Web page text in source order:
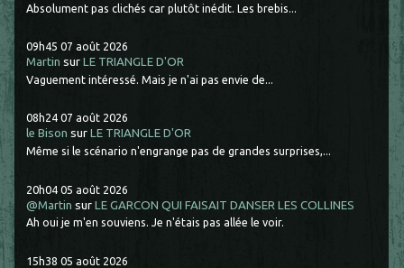
Absolument pas clichés car plutôt inédit. Les brebis...
09h45 07 août 2026
Martin surLE TRIANGLE D'OR
Vaguement intéressé. Mais je n'ai pas envie de...
08h24 07 août 2026
le Bison surLE TRIANGLE D'OR
Même si le scénario n'engrange pas de grandes surprises,...
20h04 05 août 2026
@Martin surLE GARCON QUI FAISAIT DANSER LES COLLINES
Ah oui je m'en souviens. Je n'étais pas allée le voir.
15h38 05 août 2026